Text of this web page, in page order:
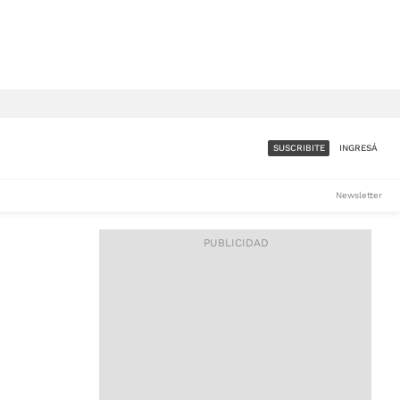
ACCESO FULL - $1.800/MES
SUSCRIBITE INGRESÁ
Newsletter